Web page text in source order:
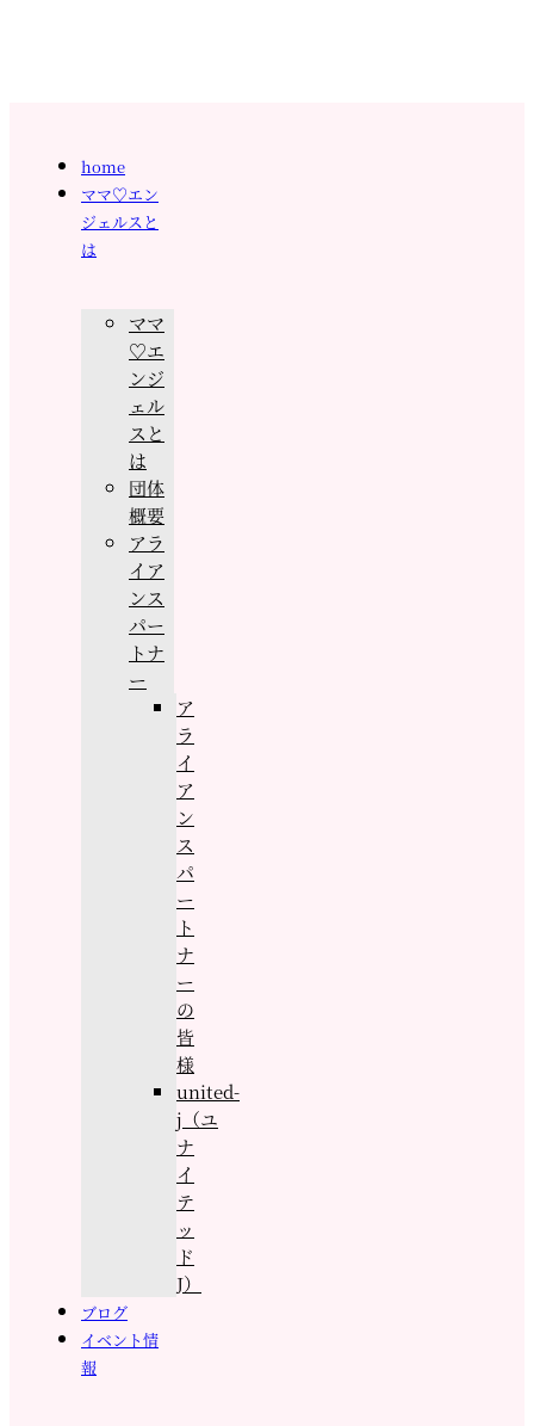
home
ママ♡エン
ジェルスと
は
ママ
♡エ
ンジ
ェル
スと
は
団体
概要
アラ
イア
ンス
パー
トナ
ー
ア
ラ
イ
ア
ン
ス
パ
ー
ト
ナ
ー
の
皆
様
united-
j（ユ
ナ
イ
テ
ッ
ド
J）
ブログ
イベント情
報